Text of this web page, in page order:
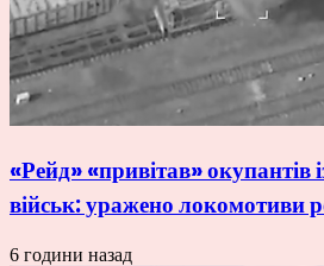
«Рейд» «привітав» окупантів
військ: уражено локомотиви
6 години назад